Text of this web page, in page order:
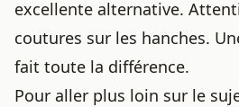
excellente alternative.
coutures sur les hanches.
fait toute la différence.
Pour aller plus loin sur le